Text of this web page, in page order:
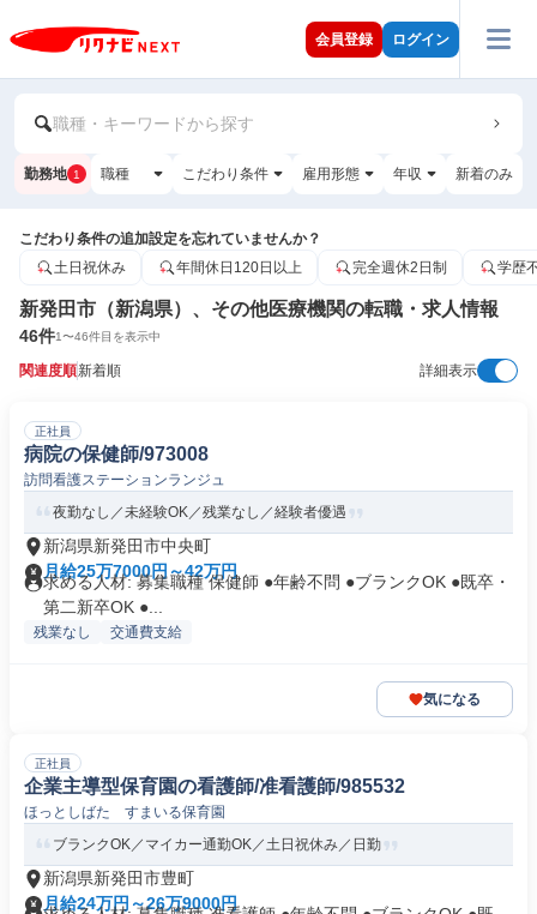
会員登録 ログイン
職種・キーワードから探す
勤務地 1 職種 こだわり条件 雇用形態 年収 新着のみ
こだわり条件の追加設定を忘れていませんか？
土日祝休み
年間休日120日以上 完全週休2日制 学歴
新発田市（新潟県）、その他医療機関の転職・求人情報
46件1〜46件目を表示中
関連度順新着順 詳細表示
正社員
病院の保健師/973008
訪問看護ステーションランジュ
夜勤なし／未経験OK／残業なし／経験者優遇
新潟県新発田市中央町
月給25万7000円～42万円
求める人材: 募集職種 保健師 ●年齢不問 ●ブランクOK ●既卒・
第二新卒OK ●...
残業なし 交通費支給
気になる
正社員
企業主導型保育園の看護師/准看護師/985532
ほっとしばた すまいる保育園
ブランクOK／マイカー通勤OK／土日祝休み／日勤
新潟県新発田市豊町
月給24万円～26万9000円